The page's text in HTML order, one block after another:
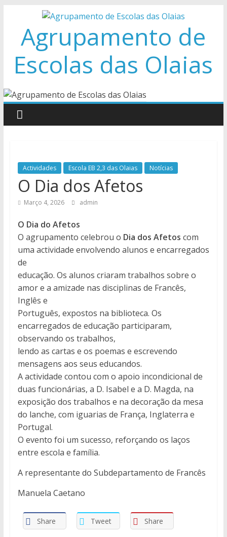
contentAgrupamento de
Escolas das Olaias
Actividades Escola EB 2,3 das Olaias Notícias
O Dia dos Afetos
Março 4, 2026 admin
O Dia do Afetos
O agrupamento celebrou o Dia dos Afetos com
uma actividade envolvendo alunos e encarregados
de
educação. Os alunos criaram trabalhos sobre o
amor e a amizade nas disciplinas de Francês,
Inglês e
Português, expostos na biblioteca. Os
encarregados de educação participaram,
observando os trabalhos,
lendo as cartas e os poemas e escrevendo
mensagens aos seus educandos.
A actividade contou com o apoio incondicional de
duas funcionárias, a D. Isabel e a D. Magda, na
exposição dos trabalhos e na decoração da mesa
do lanche, com iguarias de França, Inglaterra e
Portugal.
O evento foi um sucesso, reforçando os laços
entre escola e família.
A representante do Subdepartamento de Francês
Manuela Caetano
Share Tweet Share